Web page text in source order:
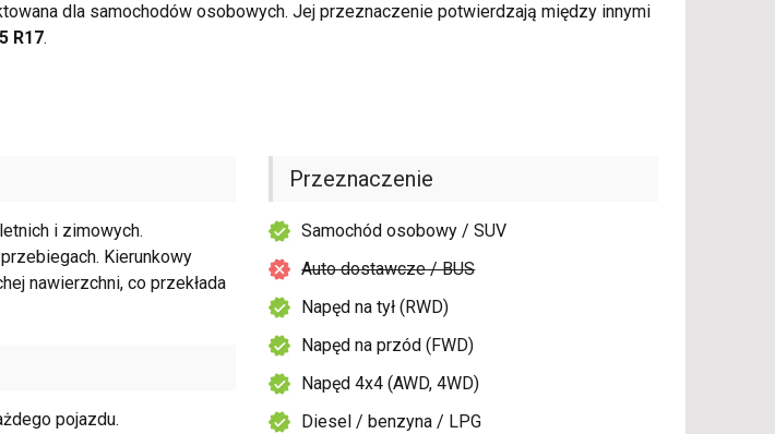
dla samochodów osobowych. Jej przeznaczenie potwierdzają między innymi
R17.
i zimowych.
Kierunkowy
nawierzchni, co przekłada
pojazdu.
Przeznaczenie
Samochód osobowy / SUV
Auto dostawcze / BUS
Napęd na tył (RWD)
Napęd na przód (FWD)
Napęd 4x4 (AWD, 4WD)
Diesel / benzyna / LPG